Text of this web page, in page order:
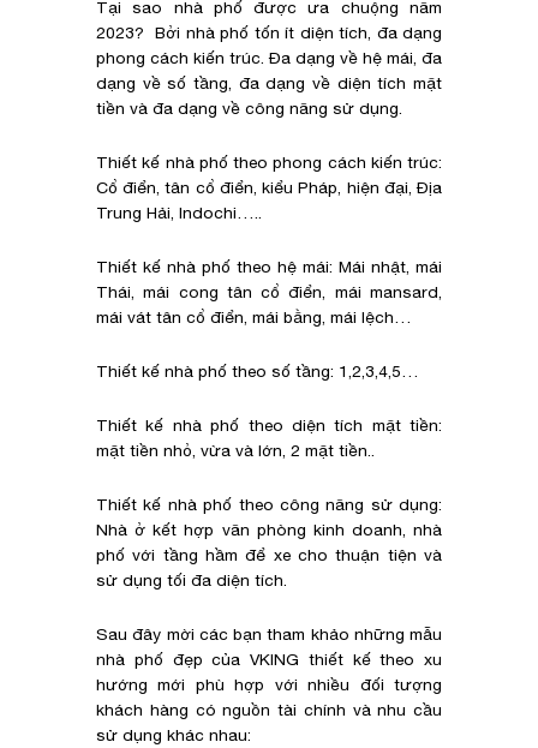
Tại sao nhà phố được ưa chuộng năm
2023? Bởi nhà phố tốn ít diện tích, đa dạng
phong cách kiến trúc. Đa dạng về hệ mái, đa
dạng về số tầng, đa dạng về diện tích mặt
tiền và đa dạng về công năng sử dụng.
Thiết kế nhà phố theo phong cách kiến trúc:
Cổ điển, tân cổ điển, kiểu Pháp, hiện đại, Địa
Trung Hải, Indochi…..
Thiết kế nhà phố theo hệ mái: Mái nhật, mái
Thái, mái cong tân cổ điển, mái mansard,
mái vát tân cổ điển, mái bằng, mái lệch…
Thiết kế nhà phố theo số tầng: 1,2,3,4,5…
Thiết kế nhà phố theo diện tích mặt tiền:
mặt tiền nhỏ, vừa và lớn, 2 mặt tiền..
Thiết kế nhà phố theo công năng sử dụng:
Nhà ở kết hợp văn phòng kinh doanh, nhà
phố với tầng hầm để xe cho thuận tiện và
sử dụng tối đa diện tích.
Sau đây mời các bạn tham khảo những mẫu
nhà phố đẹp của VKING thiết kế theo xu
hướng mới phù hợp với nhiều đối tượng
khách hàng có nguồn tài chính và nhu cầu
sử dụng khác nhau: